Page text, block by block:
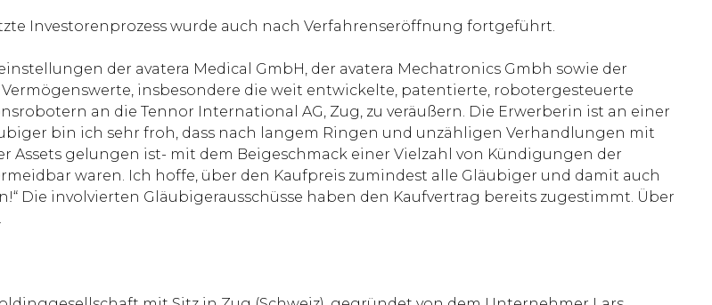
Investorenprozess wurde auch nach Verfahrenseröffnung fortgeführt.
der avatera Medical GmbH, der avatera Mechatronics Gmbh sowie der
insbesondere die weit entwickelte, patentierte, robotergesteuerte
an die Tennor International AG, Zug, zu veräußern. Die Erwerberin ist an einer
bin ich sehr froh, dass nach langem Ringen und unzähligen Verhandlungen mit
gelungen ist- mit dem Beigeschmack einer Vielzahl von Kündigungen der
waren. Ich hoffe, über den Kaufpreis zumindest alle Gläubiger und damit auch
Die involvierten Gläubigerausschüsse haben den Kaufvertrag bereits zugestimmt. Über